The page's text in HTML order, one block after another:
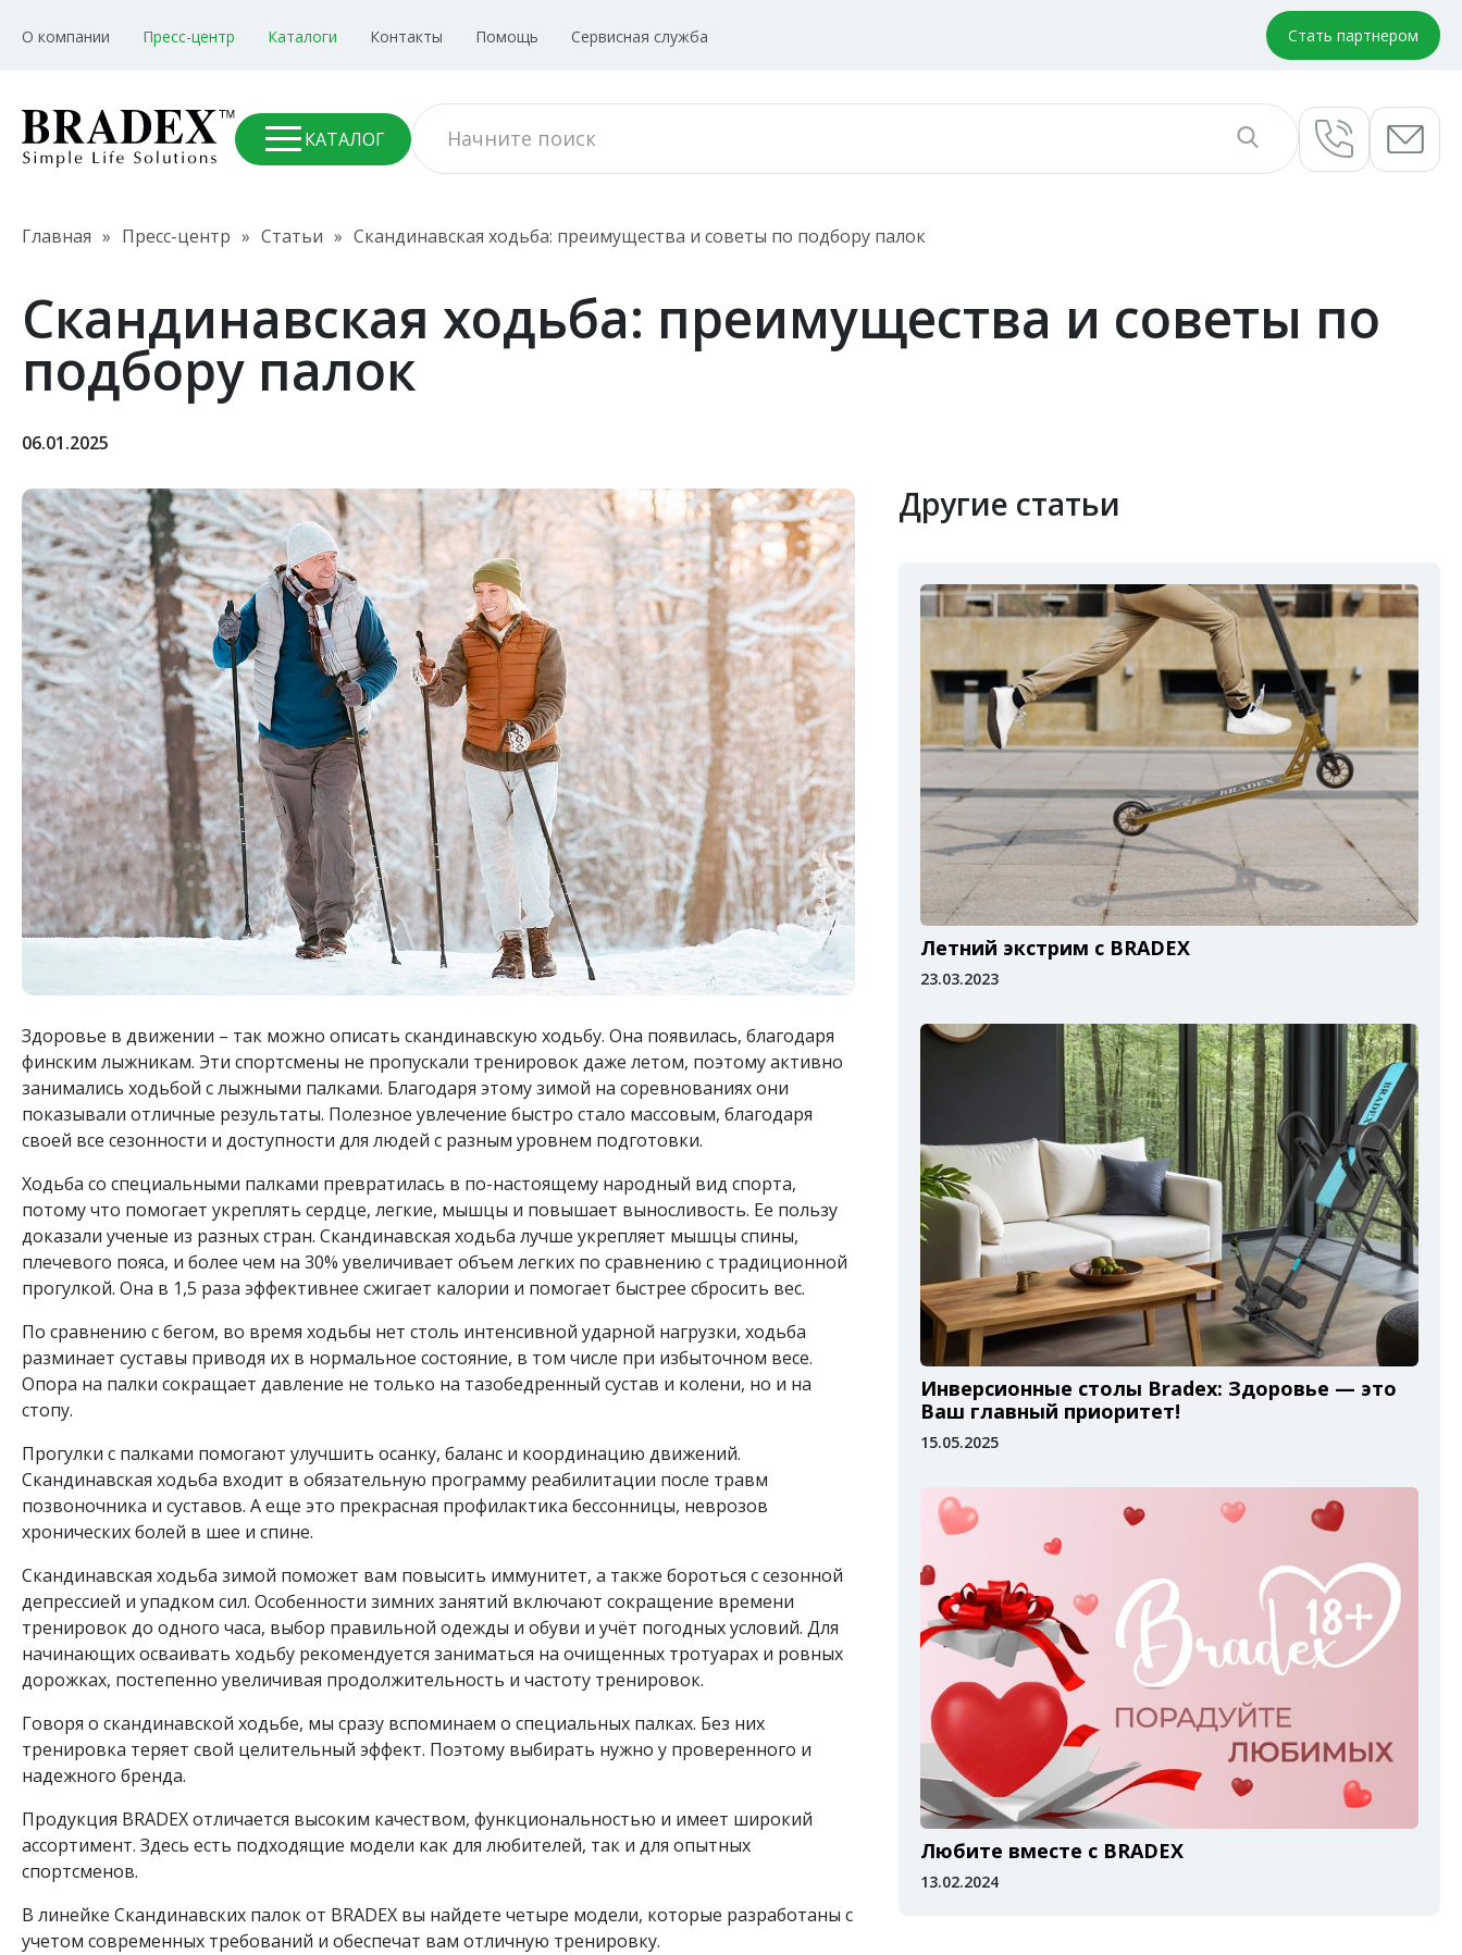
О компании Пресс-центр Каталоги Контакты Помощь Сервисная служба Стать партнером
КАТАЛОГ
Главная » Пресс-центр » Статьи » Скандинавская ходьба: преимущества и советы по подбору палок
Скандинавская ходьба: преимущества и советы по
подбору палок
06.01.2025
Здоровье в движении – так можно описать скандинавскую ходьбу. Она появилась, благодаря
финским лыжникам. Эти спортсмены не пропускали тренировок даже летом, поэтому активно
занимались ходьбой с лыжными палками. Благодаря этому зимой на соревнованиях они
показывали отличные результаты. Полезное увлечение быстро стало массовым, благодаря
своей все сезонности и доступности для людей с разным уровнем подготовки.
Ходьба со специальными палками превратилась в по-настоящему народный вид спорта,
потому что помогает укреплять сердце, легкие, мышцы и повышает выносливость. Ее пользу
доказали ученые из разных стран. Скандинавская ходьба лучше укрепляет мышцы спины,
плечевого пояса, и более чем на 30% увеличивает объем легких по сравнению с традиционной
прогулкой. Она в 1,5 раза эффективнее сжигает калории и помогает быстрее сбросить вес.
По сравнению с бегом, во время ходьбы нет столь интенсивной ударной нагрузки, ходьба
разминает суставы приводя их в нормальное состояние, в том числе при избыточном весе.
Опора на палки сокращает давление не только на тазобедренный сустав и колени, но и на
стопу.
Прогулки с палками помогают улучшить осанку, баланс и координацию движений.
Скандинавская ходьба входит в обязательную программу реабилитации после травм
позвоночника и суставов. А еще это прекрасная профилактика бессонницы, неврозов
хронических болей в шее и спине.
Скандинавская ходьба зимой поможет вам повысить иммунитет, а также бороться с сезонной
депрессией и упадком сил. Особенности зимних занятий включают сокращение времени
тренировок до одного часа, выбор правильной одежды и обуви и учёт погодных условий. Для
начинающих осваивать ходьбу рекомендуется заниматься на очищенных тротуарах и ровных
дорожках, постепенно увеличивая продолжительность и частоту тренировок.
Говоря о скандинавской ходьбе, мы сразу вспоминаем о специальных палках. Без них
тренировка теряет свой целительный эффект. Поэтому выбирать нужно у проверенного и
надежного бренда.
Продукция BRADEX отличается высоким качеством, функциональностью и имеет широкий
ассортимент. Здесь есть подходящие модели как для любителей, так и для опытных
спортсменов.
В линейке Скандинавских палок от BRADEX вы найдете четыре модели, которые разработаны с
учетом современных требований и обеспечат вам отличную тренировку.
Другие статьи
Летний экстрим с BRADEX
23.03.2023
Инверсионные столы Bradex: Здоровье — это
Ваш главный приоритет!
15.05.2025
Любите вместе с BRADEX
13.02.2024